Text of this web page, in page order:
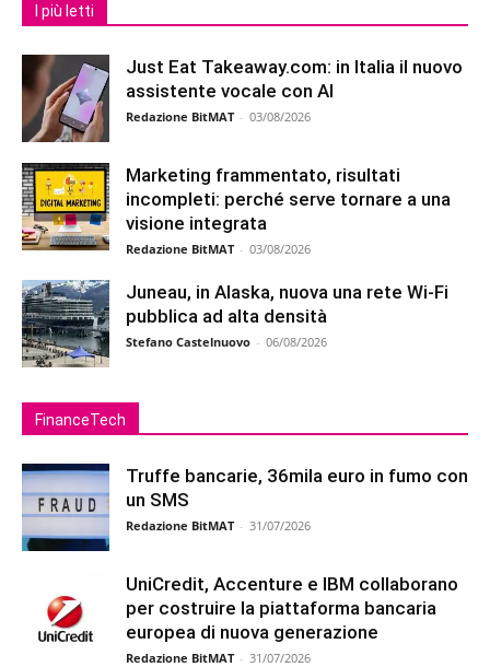
I più letti
Just Eat Takeaway.com: in Italia il nuovo
assistente vocale con AI
Redazione BitMAT - 03/08/2026
Marketing frammentato, risultati
incompleti: perché serve tornare a una
visione integrata
Redazione BitMAT - 03/08/2026
Juneau, in Alaska, nuova una rete Wi-Fi
pubblica ad alta densità
Stefano Castelnuovo - 06/08/2026
FinanceTech
Truffe bancarie, 36mila euro in fumo con
un SMS
Redazione BitMAT - 31/07/2026
UniCredit, Accenture e IBM collaborano
per costruire la piattaforma bancaria
europea di nuova generazione
Redazione BitMAT - 31/07/2026